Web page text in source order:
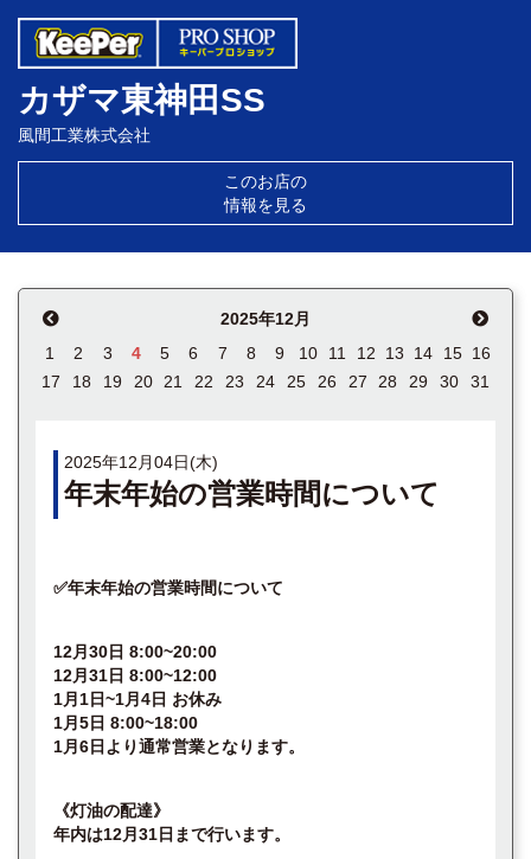
カザマ東神田SS
風間工業株式会社
このお店の
情報を見る
2025年12月
1
2 3 4 5 6 7 8 9 10 11 12 13 14 15 16
17
18 19 20 21 22 23 24 25 26 27 28 29 30 31
2025年12月04日(木)
年末年始の営業時間について
✅年末年始の営業時間について
12月30日 8:00~20:00
12月31日 8:00~12:00
1月1日~1月4日 お休み
1月5日 8:00~18:00
1月6日より通常営業となります。
《灯油の配達》
年内は12月31日まで行います。